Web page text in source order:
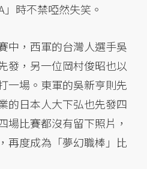
時不禁啞然失笑。
中，西軍的台灣人選手吳
發，另一位岡村俊昭也以
一場。東軍的吳新亨則先
的日本人大下弘也先發四
場比賽都沒有留下照片，
再度成為「夢幻職棒」比